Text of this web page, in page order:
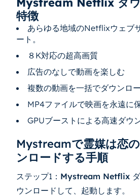
特徴
あらゆる地域のNetflixウェブ
ート。
８K対応の超高画質
広告のなしで動画を楽しむ
複数の動画を一括でダウンロ
MP4ファイルで映画を永遠に
GPUブーストによる高速ダウ
Mystreamで霊媒は恋
ンロードする手順
ステップ1： Mystream Netflix ダ
ウンロードして、起動します。